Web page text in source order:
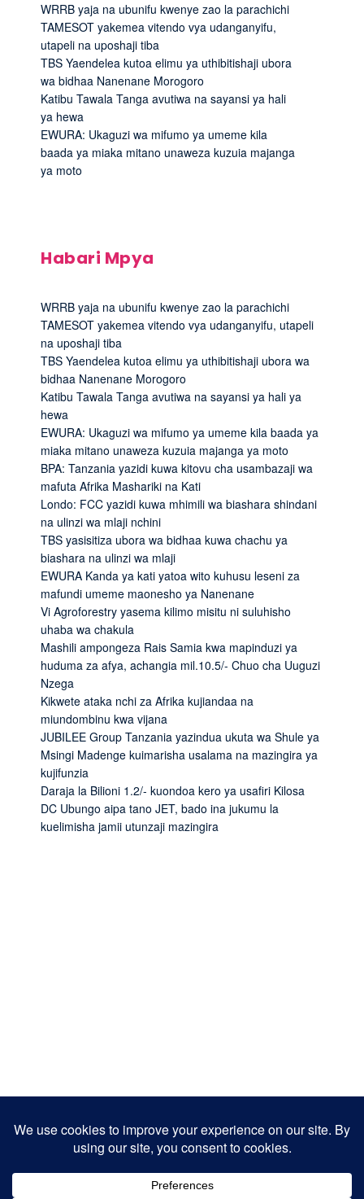
WRRB yaja na ubunifu kwenye zao la parachichi
TAMESOT yakemea vitendo vya udanganyifu,
utapeli na uposhaji tiba
TBS Yaendelea kutoa elimu ya uthibitishaji ubora
wa bidhaa Nanenane Morogoro
Katibu Tawala Tanga avutiwa na sayansi ya hali
ya hewa
EWURA: Ukaguzi wa mifumo ya umeme kila
baada ya miaka mitano unaweza kuzuia majanga
ya moto
Habari Mpya
WRRB yaja na ubunifu kwenye zao la parachichi
TAMESOT yakemea vitendo vya udanganyifu, utapeli
na uposhaji tiba
TBS Yaendelea kutoa elimu ya uthibitishaji ubora wa
bidhaa Nanenane Morogoro
Katibu Tawala Tanga avutiwa na sayansi ya hali ya
hewa
EWURA: Ukaguzi wa mifumo ya umeme kila baada ya
miaka mitano unaweza kuzuia majanga ya moto
BPA: Tanzania yazidi kuwa kitovu cha usambazaji wa
mafuta Afrika Mashariki na Kati
Londo: FCC yazidi kuwa mhimili wa biashara shindani
na ulinzi wa mlaji nchini
TBS yasisitiza ubora wa bidhaa kuwa chachu ya
biashara na ulinzi wa mlaji
EWURA Kanda ya kati yatoa wito kuhusu leseni za
mafundi umeme maonesho ya Nanenane
Vi Agroforestry yasema kilimo misitu ni suluhisho
uhaba wa chakula
Mashili ampongeza Rais Samia kwa mapinduzi ya
huduma za afya, achangia mil.10.5/- Chuo cha Uuguzi
Nzega
Kikwete ataka nchi za Afrika kujiandaa na
miundombinu kwa vijana
JUBILEE Group Tanzania yazindua ukuta wa Shule ya
Msingi Madenge kuimarisha usalama na mazingira ya
kujifunzia
Daraja la Bilioni 1.2/- kuondoa kero ya usafiri Kilosa
DC Ubungo aipa tano JET, bado ina jukumu la
kuelimisha jamii utunzaji mazingira